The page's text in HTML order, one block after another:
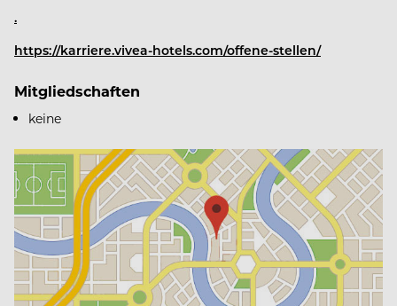
.
https://karriere.vivea-hotels.com/offene-stellen/
Mitgliedschaften
keine